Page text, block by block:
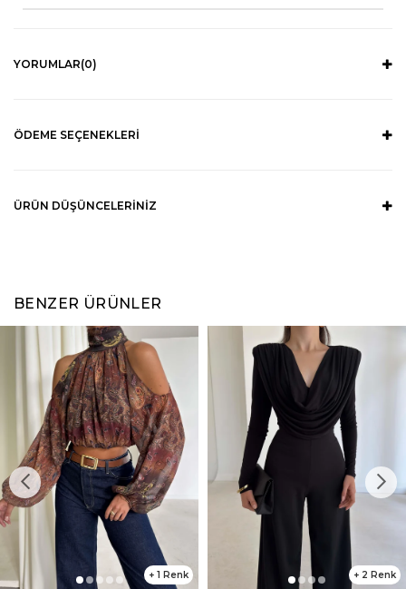
YORUMLAR(0)
ÖDEME SEÇENEKLERI
ÜRÜN DÜŞÜNCELERINIZ
BENZER ÜRÜNLER
1 2